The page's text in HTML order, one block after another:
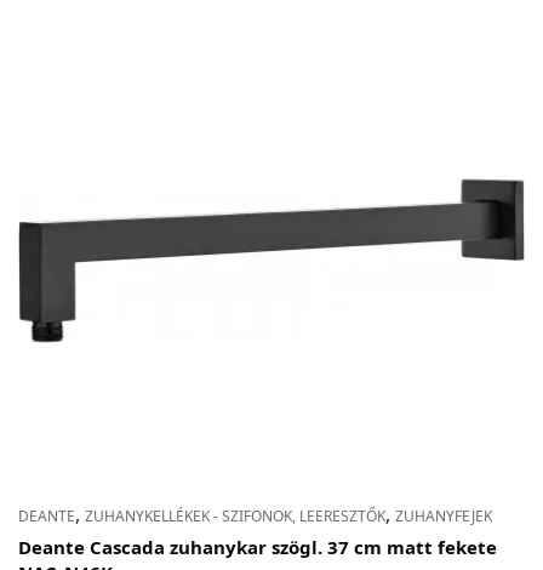
DEANTE, ZUHANYKELLÉKEK - SZIFONOK, LEERESZTŐK, ZUHANYFEJEK
Deante Cascada zuhanykar szögl. 37 cm matt fekete